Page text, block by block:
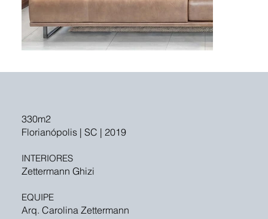
330m2
Florianópolis | SC | 2019
INTERIORES
Zettermann Ghizi
EQUIPE
Arq. Carolina Zettermann